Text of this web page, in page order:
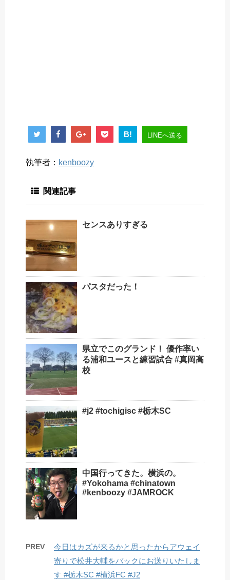
B! LINEへ送る
執筆者： kenboozy
関連記事
センスありすぎる
パスタだった！
県立でこのグランド！ 優作率い
る浦和ユースと練習試合 #真岡高
校
#j2 #tochigisc #栃木SC
中国行ってきた。横浜の。
#Yokohama #chinatown
#kenboozy #JAMROCK
PREV
今日はカズが来るかと思ったからアウェイ
寄りで松井大輔をバックにお送りいたしま
す #栃木SC #横浜FC #J2